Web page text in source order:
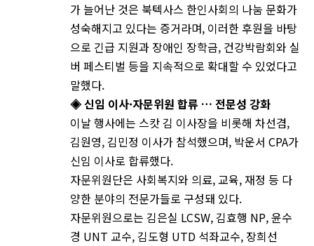
가 늘어난 것은 북텍사스 한인사회의 나눔 문화가
성숙해지고 있다는 증거라며, 이러한 후원을 바탕
으로 긴급 지원과 장애인 장학금, 건강박람회와 실
버 페스티벌 등을 지속적으로 확대할 수 있었다고
말했다.
◈ 신임 이사·자문위원 합류 … 전문성 강화
이날 행사에는 스캇 김 이사장을 비롯해 차선겸,
김원영, 김민정 이사가 참석했으며, 박운서 CPA가
신임 이사로 합류했다.
자문위원단은 사회복지와 의료, 교육, 재정 등 다
양한 분야의 전문가들로 구성돼 있다.
자문위원으로는 김은실 LCSW, 김효행 NP, 윤수
경 UNT 교수, 김도형 UTD 석좌교수, 장희선